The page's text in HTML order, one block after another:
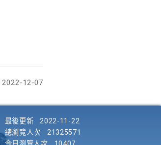
2022-12-07
最後更新
2022-11-22
總瀏覽人次
21325571